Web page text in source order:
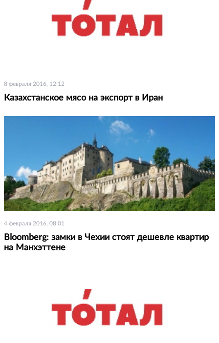
8 февраля 2016, 12:12
Казахстанское мясо на экспорт в Иран
4 февраля 2016, 08:01
Bloomberg: замки в Чехии стоят дешевле квартир
на Манхэттене